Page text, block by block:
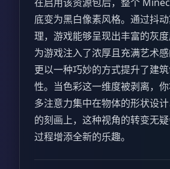
底变为黑白像素风格。通过抖
理，游戏能够呈现出丰富的灰
为游戏注入了浓厚且充满艺术感
更以一种巧妙的方式提升了建
性。当色彩这一维度被剥离，
多注意力集中在物体的形状设
的刻画上，这种视角的转变无
过程增添全新的乐趣。